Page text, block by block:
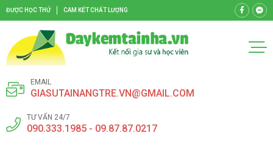
ĐƯỢC HỌC THỬ CAM KẾT CHẤT LƯỢNG
EMAIL
GIASUTAINANGTRE.VN@GMAIL.COM
TƯ VẤN 24/7
090.333.1985 - 09.87.87.0217